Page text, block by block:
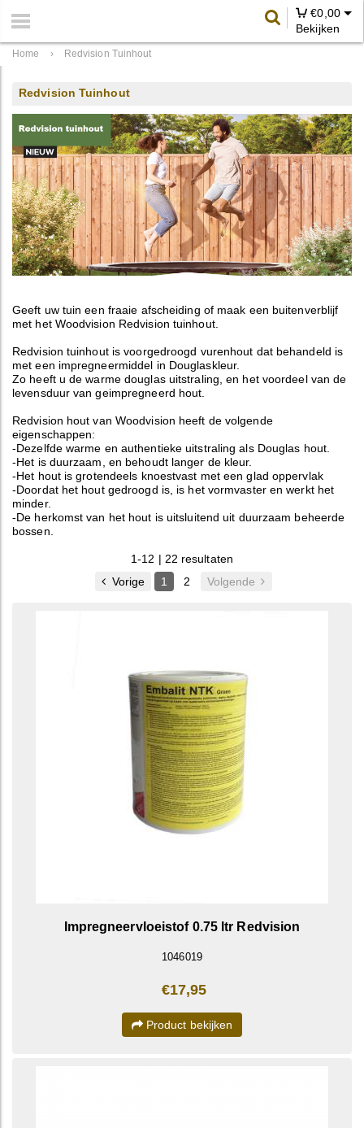
€0,00
Bekijken
Home › Redvision Tuinhout
Redvision Tuinhout
Geeft uw tuin een fraaie afscheiding of maak een buitenverblijf
met het Woodvision Redvision tuinhout.
Redvision tuinhout is voorgedroogd vurenhout dat behandeld is
met een impregneermiddel in Douglaskleur.
Zo heeft u de warme douglas uitstraling, en het voordeel van de
levensduur van geimpregneerd hout.
Redvision hout van Woodvision heeft de volgende
eigenschappen:
-Dezelfde warme en authentieke uitstraling als Douglas hout.
-Het is duurzaam, en behoudt langer de kleur.
-Het hout is grotendeels knoestvast met een glad oppervlak
-Doordat het hout gedroogd is, is het vormvaster en werkt het
minder.
-De herkomst van het hout is uitsluitend uit duurzaam beheerde
bossen.
1-12 | 22 resultaten
Vorige
1 2 Volgende
Impregneervloeistof 0.75 ltr Redvision
1046019
€17,95
Product bekijken